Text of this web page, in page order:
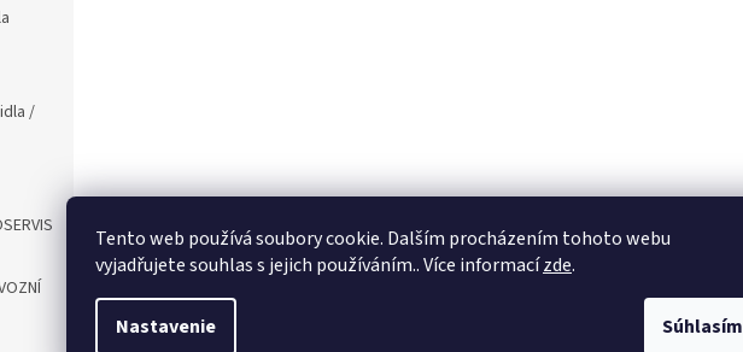
Tento web používá soubory cookie. Dalším procházením tohoto webu
vyjadřujete souhlas s jejich používáním.. Více informacízde.
Nastavenie Súhlasím
/